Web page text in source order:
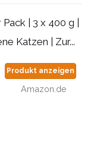
| 3 x 400 g |
Katzen | Zur...
Produkt anzeigen
Amazon.de